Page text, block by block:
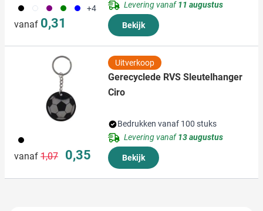
verzameld op basis van uw gebruik van hun services.
001 002 024 004 005 +4
vanaf 0,31
Levering vanaf11 augustus
Bekijk
001
vanaf Normale prijs
1,07 Speciale prijs
0,35
Uitverkoop
Gerecyclede RVS Sleutelhanger
Ciro
Bedrukken vanaf 100 stuks
Levering vanaf13 augustus
Bekijk